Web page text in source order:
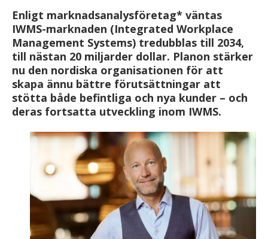
Enligt marknadsanalysföretag* väntas
IWMS-marknaden (Integrated Workplace
Management Systems) tredubblas till 2034,
till nästan 20 miljarder dollar. Planon stärker
nu den nordiska organisationen för att
skapa ännu bättre förutsättningar att
stötta både befintliga och nya kunder – och
deras fortsatta utveckling inom IWMS.